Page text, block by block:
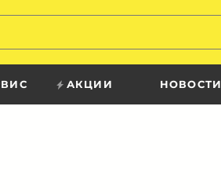
АКЦИИ НОВОСТИ